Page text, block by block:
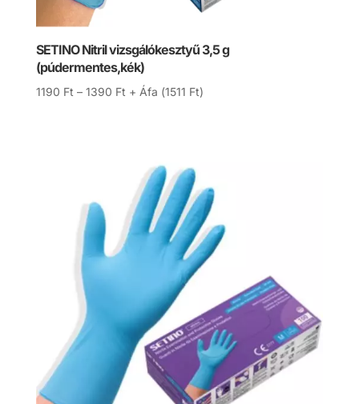
SETINO Nitril vizsgálókesztyű 3,5 g
(púdermentes,kék)
1190 Ft – 1390 FtÁrtartomány:
+ Áfa (1511 Ft)